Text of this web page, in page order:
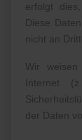
erfolgt
Diese
nicht an
Wir
Internet
der Daten